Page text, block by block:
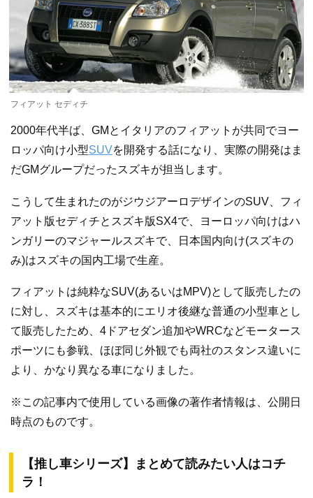
フィアット セディチ
2000年代半ば、GMとイタリアのフィアットが共同でヨー
ロッパ向け小型SUVを開発する話になり、実際の開発はま
だGMグループだったスズキが担当します。
こうして生まれたのがジウジアーロデザインのSUV、フィ
アット版セディチとスズキ版SX4で、ヨーロッパ向けはハ
ンガリーのマジャールスズキで、日本国内向け(スズキの
み)はスズキの国内工場で生産。
フィアットは純粋なSUV(あるいはMPV)として販売したの
に対し、スズキは基本的にエリオ後継な普通の小型車とし
て販売したため、4ドアセダン追加やWRCなどモータース
ポーツにも参戦、ほぼ同じ外観でも両社のスタンス違いに
より、かなり異なる車になりました。
※この記事内で使用している画像の著作者情報は、公開日
時点のものです。
【推し車シリーズ】まとめて読みたい人はコチ
ラ！